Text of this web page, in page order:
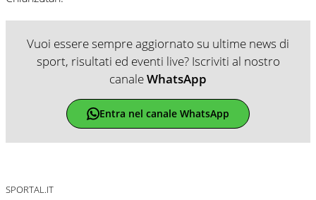
Vuoi essere sempre aggiornato su ultime news di
sport, risultati ed eventi live? Iscriviti al nostro
canaleWhatsApp
Entra nel canale WhatsApp
SPORTAL.IT